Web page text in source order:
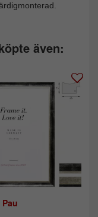
även:
Pau